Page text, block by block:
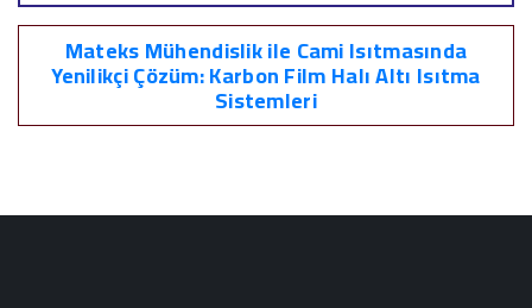
Mateks Mühendislik ile Cami Isıtmasında
Yenilikçi Çözüm: Karbon Film Halı Altı Isıtma
Sistemleri